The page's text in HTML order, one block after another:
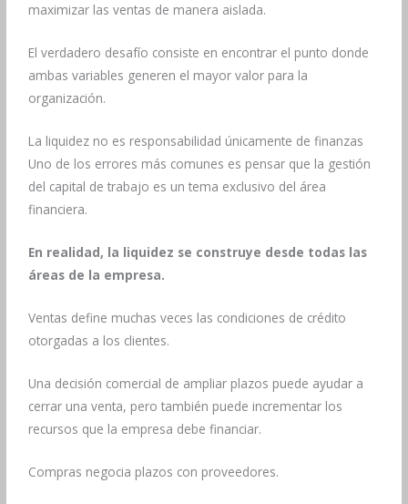
maximizar las ventas de manera aislada.
El verdadero desafío consiste en encontrar el punto donde
ambas variables generen el mayor valor para la
organización.
La liquidez no es responsabilidad únicamente de finanzas
Uno de los errores más comunes es pensar que la gestión
del capital de trabajo es un tema exclusivo del área
financiera.
En realidad, la liquidez se construye desde todas las
áreas de la empresa.
Ventas define muchas veces las condiciones de crédito
otorgadas a los clientes.
Una decisión comercial de ampliar plazos puede ayudar a
cerrar una venta, pero también puede incrementar los
recursos que la empresa debe financiar.
Compras negocia plazos con proveedores.